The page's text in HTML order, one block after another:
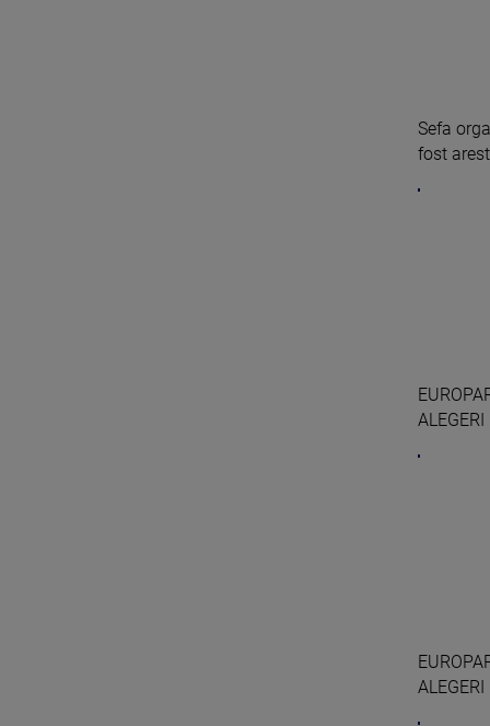
Sefa
fost